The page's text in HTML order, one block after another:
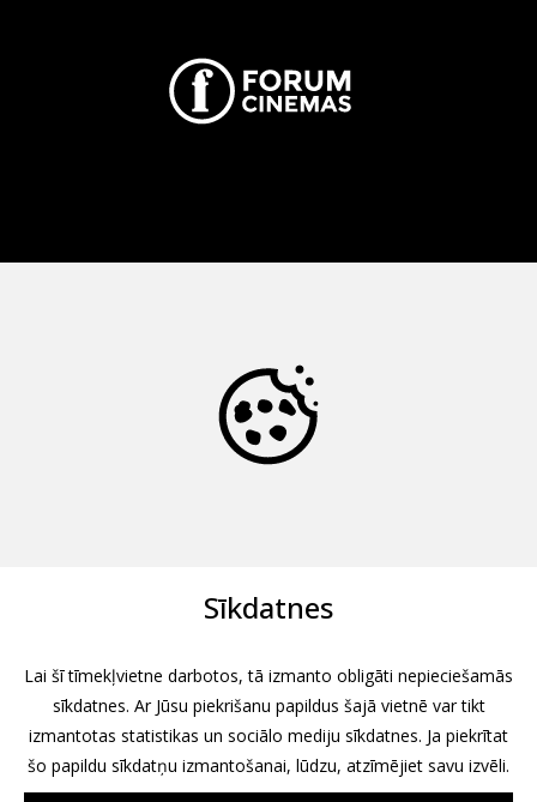
Sīkdatnes
Lai šī tīmekļvietne darbotos, tā izmanto obligāti nepieciešamās
sīkdatnes. Ar Jūsu piekrišanu papildus šajā vietnē var tikt
izmantotas statistikas un sociālo mediju sīkdatnes. Ja piekrītat
šo papildu sīkdatņu izmantošanai, lūdzu, atzīmējiet savu izvēli.